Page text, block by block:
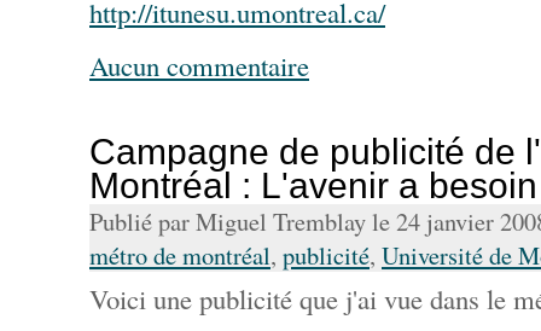
http://itunesu.umontreal.ca/
Aucun commentaire
Campagne de publicité de
Montréal : L'avenir a
Publié par Miguel Tremblay le 24 janvier
métro de montréal, publicité, Université de
Voici une publicité que j'ai vue dans le